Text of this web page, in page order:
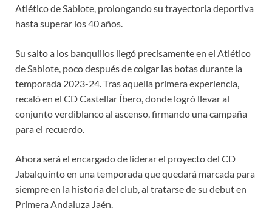
Atlético de Sabiote, prolongando su trayectoria deportiva
hasta superar los 40 años.
Su salto a los banquillos llegó precisamente en el Atlético
de Sabiote, poco después de colgar las botas durante la
temporada 2023-24. Tras aquella primera experiencia,
recaló en el CD Castellar Íbero, donde logró llevar al
conjunto verdiblanco al ascenso, firmando una campaña
para el recuerdo.
Ahora será el encargado de liderar el proyecto del CD
Jabalquinto en una temporada que quedará marcada para
siempre en la historia del club, al tratarse de su debut en
Primera Andaluza Jaén.